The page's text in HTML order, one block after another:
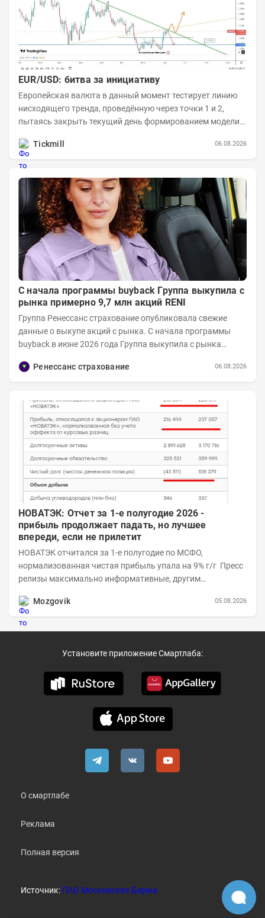
EUR/USD: битва за инициативу
Европейская валюта в данный момент тестирует линию
нисходящего тренда, проведённую через точки 1 и 2,
пытаясь закрыть текущий день формированием модели
Tickmill
06.08.2026
С начала программы buyback Группа выкупила с
рынка примерно 9,7 млн акций RENI
Группа Ренессанс страхование опубликовала свежие
данные о выкупе акций с рынка. C начала программы
buyback в июне 2026 года Группа выкупила с рынка
Ренессанс страхование
06.08.2026
НОВАТЭК: Отчет за 1-е полугодие 2026 -
прибыль продолжает падать, но лучшее
впереди, если не прилетит
НОВАТЭК отчитался за 1-е полугодие по МСФО,
нормализованная чистая прибыль упала на 9% г/г Пресс
релизы максимально информативные, другим
Mozgovik
05.08.2026
Установите приложение Смартлаба:
О смартлабе
Реклама
Полная версия
Источник: ПАО Московская Биржа